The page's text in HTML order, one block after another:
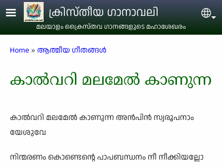
Skip to main contentക്രിസ്തീയ ഗാനാവലി
മലയാളം ക്രൈസ്തവ ഗാനങ്ങളുടെ മഹാശേഖരം
Breadcrumb
Home ആത്മീയ ഗീതങ്ങൾ
കാൽവറി മലമേൽ കാണുന്ന
കാൽവറി മലമേൽ കാണുന്ന അൻപിൻ സ്വരൂപനാം
യേശുവേ
നിന്മരണം കൊണ്ടെന്റെ പാപബന്ധനം നീ നീക്കിയല്ലോ